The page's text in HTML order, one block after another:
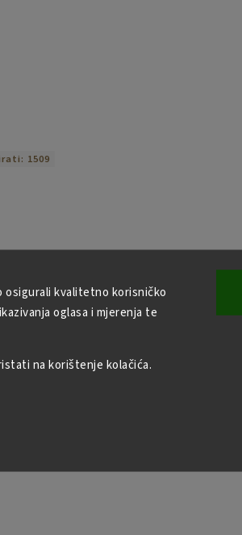
osigurali kvalitetno korisničko
oglasa i mjerenja te
na korištenje kolačića.
jasmin
1509